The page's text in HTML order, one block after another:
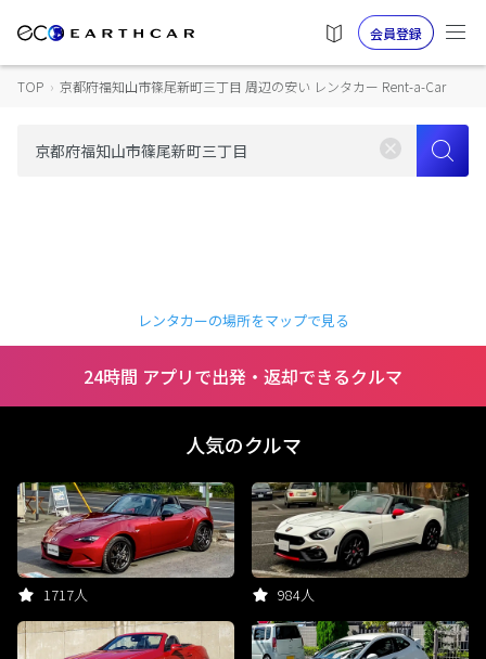
会員登録
TOP › 京都府福知山市篠尾新町三丁目 周辺の安い レンタカー Rent-a-Car
レンタカーの場所をマップで見る
24時間 アプリで出発・返却できるクルマ
人気のクルマ
1717人 984人